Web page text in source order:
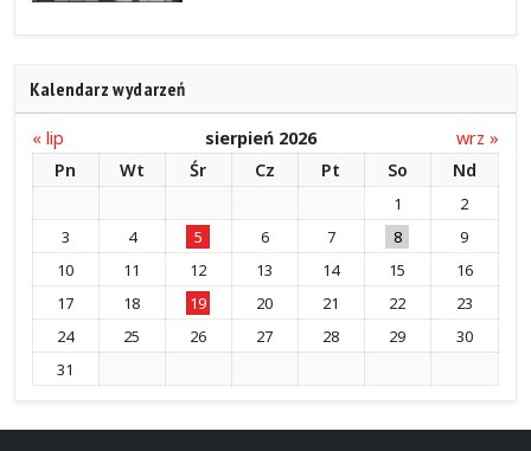
Kalendarz wydarzeń
« lip sierpień 2026
wrz »
Pn
Wt Śr Cz Pt So Nd
1
2
3
4 5 6 7 8
9
10
11 12 13 14 15
16
17
18 19 20 21 22
23
24
25 26 27 28 29
30
31